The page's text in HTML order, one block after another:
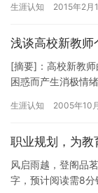
个同…
生涯认知 2015年2月
浅谈高校新教师
[摘要]：高校新教
困惑而产生消极情
明确…
生涯认知 2005年10
职业规划，为教
风启雨越，登阁品
字，预计阅读需8